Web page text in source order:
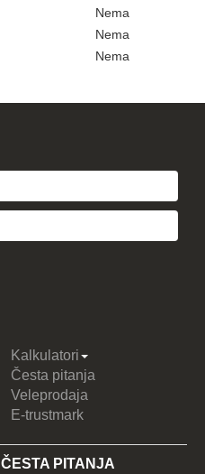
Nema
Nema
Nema
Kalkulatori
Česta pitanja
Veleprodaja
E-trustmark
ČESTA PITANJA